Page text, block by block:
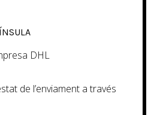
DHL
de l’enviament a través